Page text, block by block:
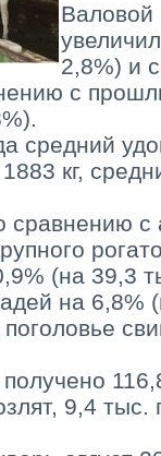
Валовой
2,8%) и
с
средний
кг,
сравнению
(на 39,3
на 6,8%
9,4